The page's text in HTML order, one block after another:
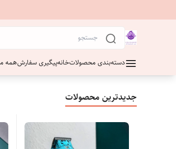
دسته‌بندی محصولاتخانهپیگیری سفارشهمه
جدیدترین محصولات